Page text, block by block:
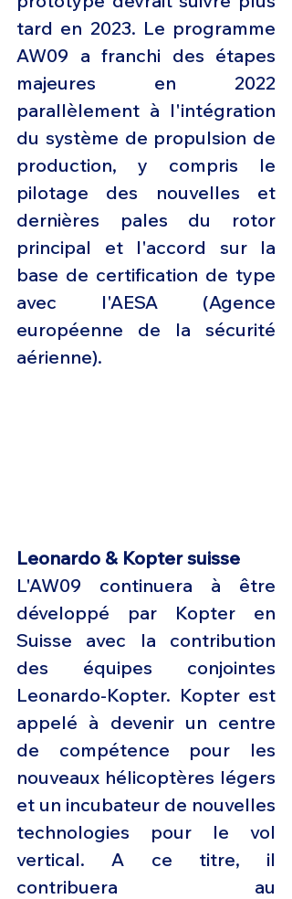
tard en 2023. Le programme
AW09 a franchi des étapes
majeures en 2022
parallèlement à l'intégration
du système de propulsion de
production, y compris le
pilotage des nouvelles et
dernières pales du rotor
principal et l'accord sur la
base de certification de type
avec l'AESA (Agence
européenne de la sécurité
aérienne).
Leonardo & Kopter suisse
L'AW09 continuera à être
développé par Kopter en
Suisse avec la contribution
des équipes conjointes
Leonardo-Kopter. Kopter est
appelé à devenir un centre
de compétence pour les
nouveaux hélicoptères légers
et un incubateur de nouvelles
technologies pour le vol
vertical. A ce titre, il
contribuera au